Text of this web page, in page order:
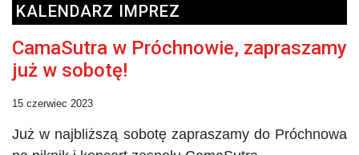
KALENDARZ IMPREZ
CamaSutra w Próchnowie, zapraszamy
już w sobotę!
15 czerwiec 2023
Już w najbliższą sobotę zapraszamy do Próchnowa